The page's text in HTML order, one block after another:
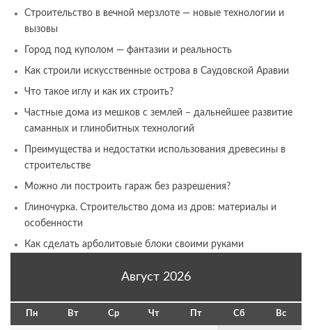
Строительство в вечной мерзлоте — новые технологии и
вызовы
Город под куполом — фантазии и реальность
Как строили искусственные острова в Саудовской Аравии
Что такое иглу и как их строить?
Частные дома из мешков с землей – дальнейшее развитие
саманных и глинобитных технологий
Преимущества и недостатки использования древесины в
строительстве
Можно ли построить гараж без разрешения?
Глиночурка. Строительство дома из дров: материалы и
особенности
Как сделать арболитовые блоки своими руками
Август 2026
Пн Вт Ср Чт Пт Сб Вс